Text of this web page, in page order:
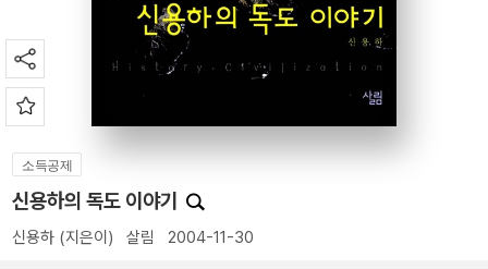
소득공제
신용하의 독도 이야기
신용하 (지은이) 살림 2004-11-30